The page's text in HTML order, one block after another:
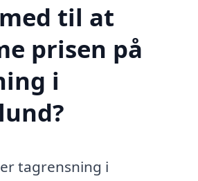
til at
prisen på
i
tagrensning i